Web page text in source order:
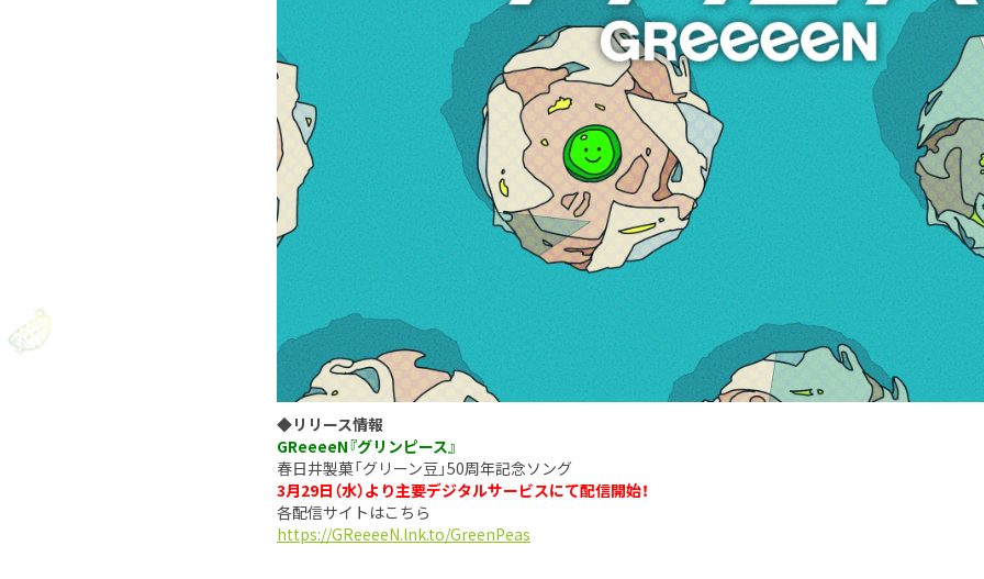
◆リリース情報
GReeeeN『グリンピース』
春日井製菓「グリーン豆」50周年記念ソング
3月29日（水）より主要デジタルサービスにて配信開始！
各配信サイトはこちら
https://GReeeeN.lnk.to/GreenPeas